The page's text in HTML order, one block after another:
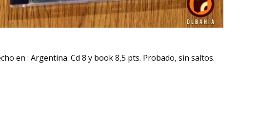
en : Argentina. Cd 8 y book 8,5 pts. Probado, sin saltos.